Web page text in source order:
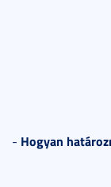
- Hogyan